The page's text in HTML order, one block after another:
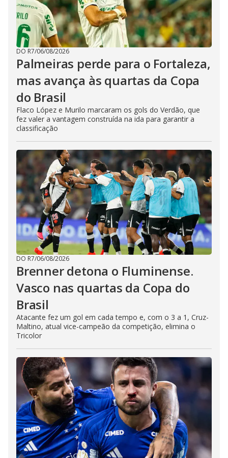
DO R7/06/08/2026
Palmeiras perde para o Fortaleza,
mas avança às quartas da Copa
do Brasil
Flaco López e Murilo marcaram os gols do Verdão, que
fez valer a vantagem construída na ida para garantir a
classificação
DO R7/06/08/2026
Brenner detona o Fluminense.
Vasco nas quartas da Copa do
Brasil
Atacante fez um gol em cada tempo e, com o 3 a 1, Cruz-
Maltino, atual vice-campeão da competição, elimina o
Tricolor